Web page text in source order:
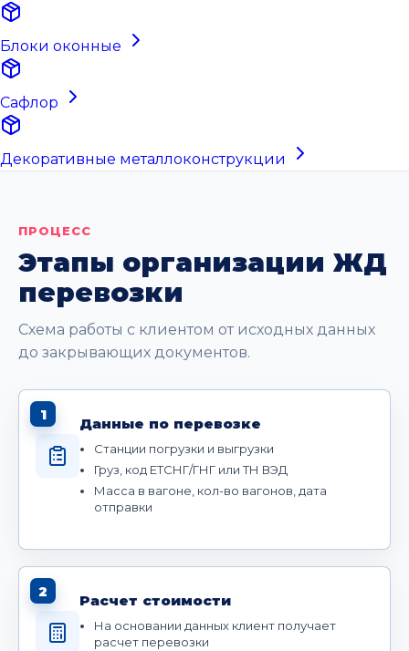
Блоки оконные
Сафлор
Декоративные металлоконструкции
ПРОЦЕСС
Этапы организации ЖД
перевозки
Схема работы с клиентом от исходных данных
до закрывающих документов.
1
Данные по перевозке
Станции погрузки и выгрузки
Груз, код ЕТСНГ/ГНГ или ТН ВЭД
Масса в вагоне, кол-во вагонов, дата
отправки
2
Расчет стоимости
На основании данных клиент получает
расчет перевозки